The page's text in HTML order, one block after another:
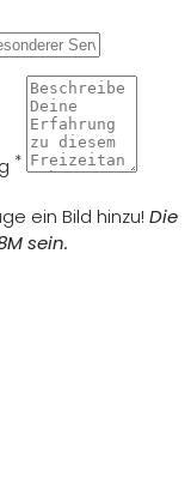
*
ein Bild hinzu! Die
sein.